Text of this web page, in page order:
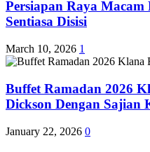
Persiapan Raya
Sentiasa Disisi
March 10, 2026 1
Buffet Ramadan 2026
Dickson Dengan Sajian
January 22, 2026 0